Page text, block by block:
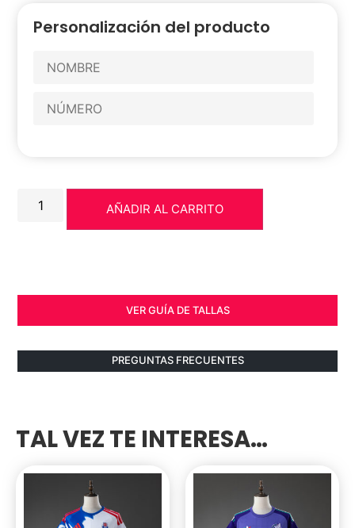
Personalización del producto
AÑADIR AL CARRITO
VER GUÍA DE TALLAS
PREGUNTAS FRECUENTES
TAL VEZ TE INTERESA…